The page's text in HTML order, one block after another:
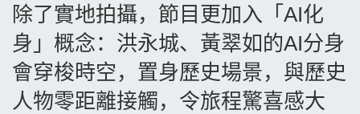
除了實地拍攝，節目更加入「 AI化
身」概念：洪永城、黃翠如的AI分身
會穿梭時空，置身歷史場景，與歷史
人物零距離接觸，令旅程驚喜感大